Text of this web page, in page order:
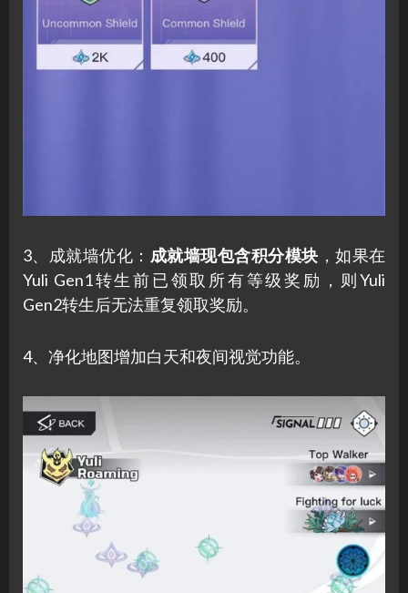
3、成就墙优化： 成就墙现包含积分模块 ，如果在
Yuli Gen1转生前已领取所有等级奖励，则Yuli
Gen2转生后无法重复领取奖励。
4、净化地图增加白天和夜间视觉功能。